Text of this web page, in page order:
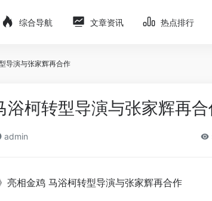
综合导航 文章资讯 热点排行
导演与张家辉再合作
浴柯转型导演与张家辉再
admin